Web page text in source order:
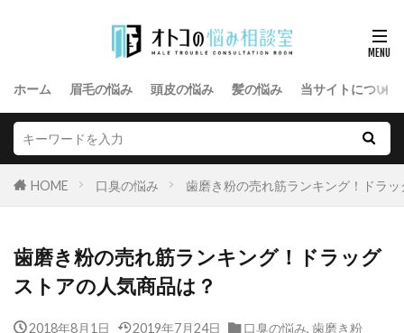
ホーム 眉毛の悩み 頭皮の悩み 髪の悩み 当サイトについて
HOME 口臭の悩み 歯磨き粉の売れ筋ランキング！ドラ
歯磨き粉の売れ筋ランキング！ドラッグ
ストアの人気商品は？
2018年8月1日 2019年7月24日 口臭の悩み, 歯磨き粉